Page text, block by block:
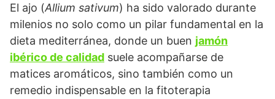
El ajo (Allium sativum) ha sido valorado durante
milenios no solo como un pilar fundamental en la
dieta mediterránea, donde un buen jamón
ibérico de calidad suele acompañarse de
matices aromáticos, sino también como un
remedio indispensable en la fitoterapia